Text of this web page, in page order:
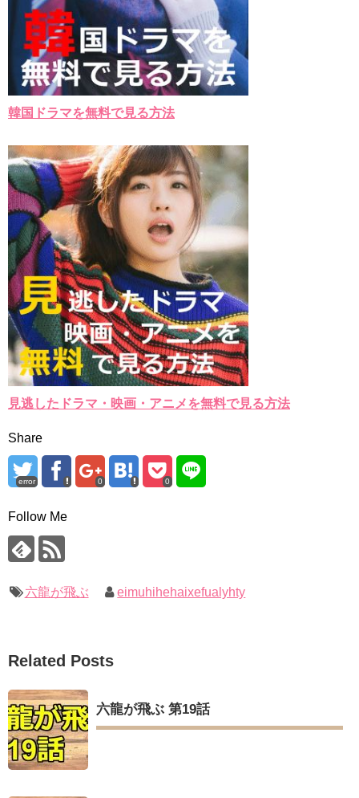
韓国ドラマを無料で見る方法
見逃したドラマ・映画・アニメを無料で見る方法
Share
error 0 0
Follow Me
六龍が飛ぶ eimuhihehaixefualyhty
Related Posts
六龍が飛ぶ 第19話